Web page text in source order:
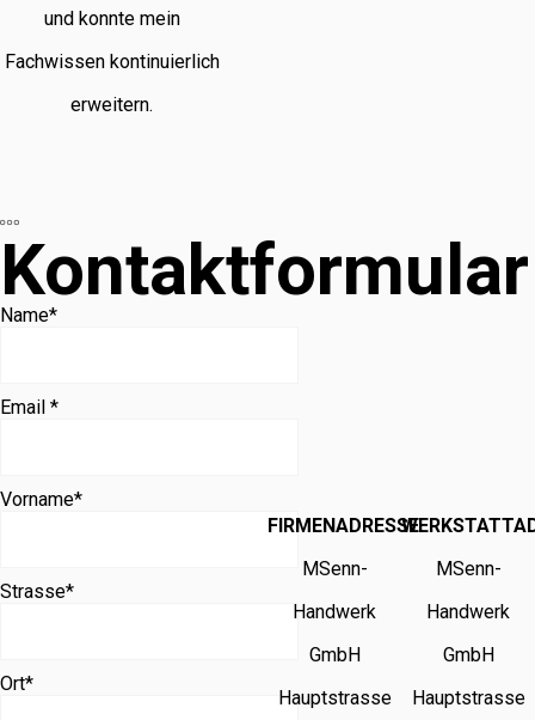
und konnte mein
Fachwissen kontinuierlich
erweitern.
Kontaktformular
Name*
Email *
Vorname*
Strasse*
Ort*
FIRMENADRESSE
MSenn-
Handwerk
GmbH
Hauptstrasse
MSenn-
Handwerk
GmbH
Hauptstrasse